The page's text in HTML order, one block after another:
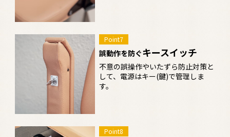
Point7
誤動作を防ぐキースイッチ
不意の誤操作やいたずら防止対策と
して、電源はキー(鍵)で管理しま
す。
Point8